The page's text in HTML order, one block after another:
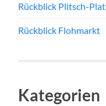
Rückblick Plitsch-
Rückblick Flohmarkt
Kategorien